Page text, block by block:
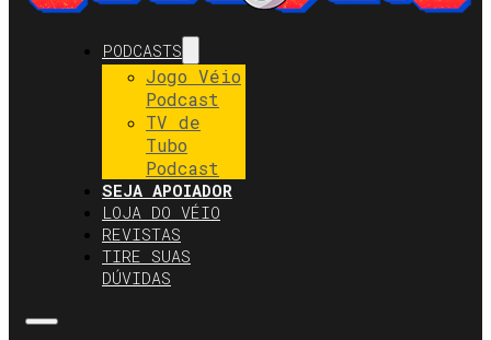
PODCASTS
Jogo Véio
Podcast
TV de
Tubo
Podcast
SEJA APOIADOR
LOJA DO VÉIO
REVISTAS
TIRE SUAS
DÚVIDAS